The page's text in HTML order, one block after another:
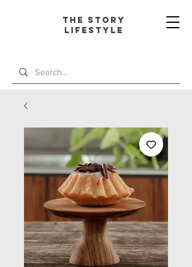
The Story
L ifestyle